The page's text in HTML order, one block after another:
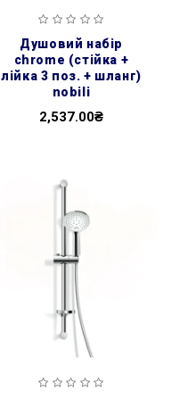
душовий набір
chrome (стійка +
лійка 3 поз. + шланг)
nobili
2,537.00₴